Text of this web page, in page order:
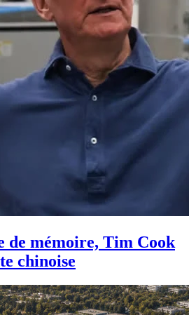
de mémoire, Tim Cook
chinoise